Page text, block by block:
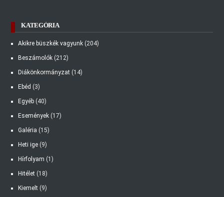
KATEGÓRIA
Akikre büszkék vagyunk (204)
Beszámolók (212)
Diákönkormányzat (14)
Ebéd (3)
Egyéb (40)
Események (17)
Galéria (15)
Heti ige (9)
Hírfolyam (1)
Hitélet (18)
Kiemelt (9)